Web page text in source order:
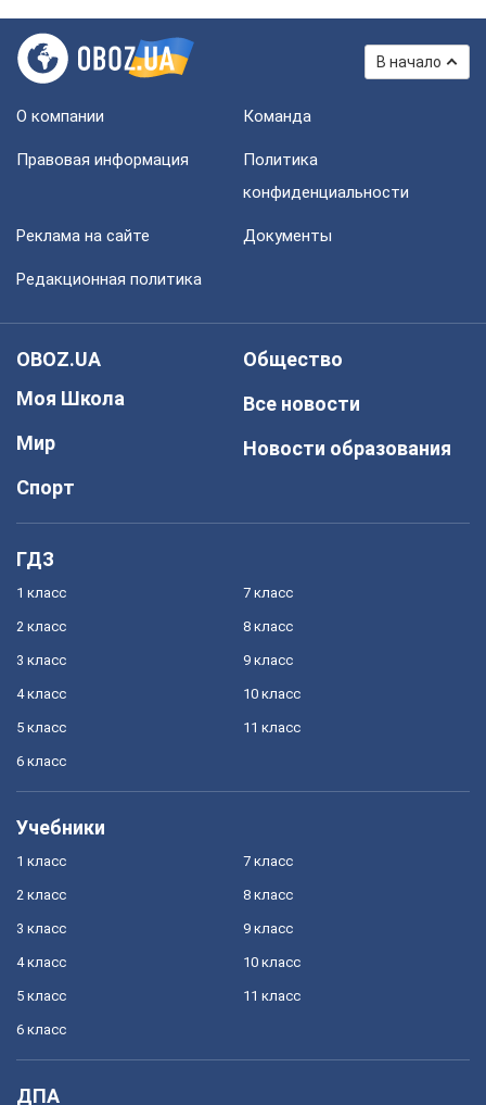
В начало
О компании Команда
Правовая информация
Политика
конфиденциальности
Реклама на сайте Документы
Редакционная политика
OBOZ.UA
Моя Школа
Мир
Спорт
Общество
Все новости
Новости образования
ГДЗ
1 класс
2 класс
3 класс
4 класс
5 класс
6 класс
7 класс
8 класс
9 класс
10 класс
11 класс
Учебники
1 класс
2 класс
3 класс
4 класс
5 класс
6 класс
7 класс
8 класс
9 класс
10 класс
11 класс
ДПА